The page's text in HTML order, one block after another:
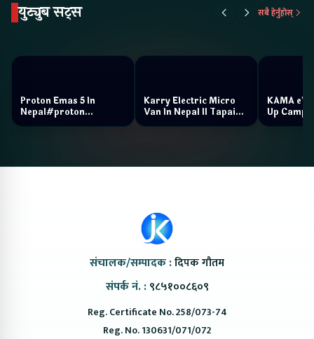
युट्युब सट्स सबै हेर्नुहोस्
Proton Emas 5 In
Nepal#proton
#protonemas5#protonnepal#evcarnepal
Karry Electric Micro
Van In Nepal II Tapaiko
Bazar II Jankari
KAMA eV
Up Camp
संचालक/सम्पादक :दिपक गौतम
संपर्क नं. : ९८५१००८६०९
Reg. Certificate No. 258/073-74
Reg. No. 130631/071/072